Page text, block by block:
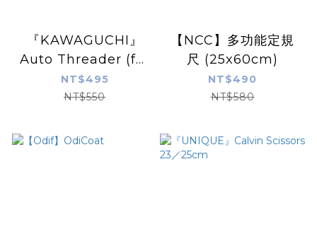
『KAWAGUCHI』
Auto Threader (for
hand sewing)
NT$495
NT$550
【NCC】多功能定規
尺 (25x60cm)
NT$490
NT$580